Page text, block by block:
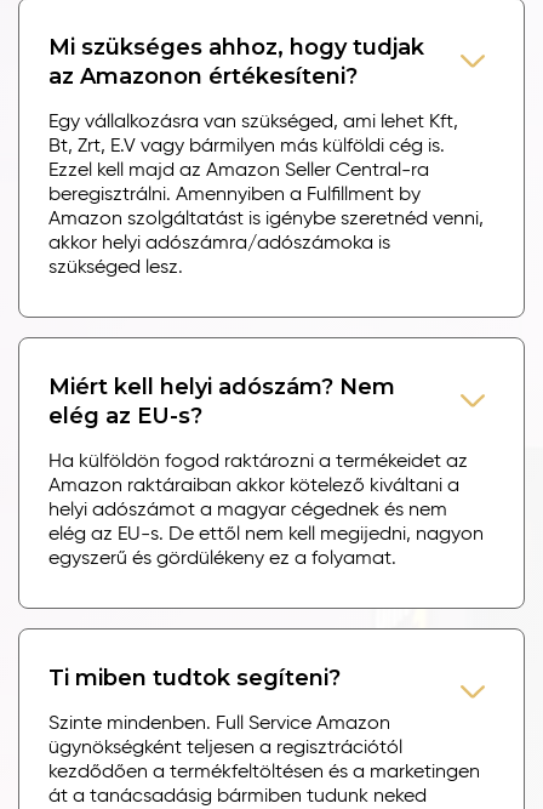
Mi szükséges ahhoz, hogy tudjak
az Amazonon értékesíteni?
Egy vállalkozásra van szükséged, ami lehet Kft,
Bt, Zrt, E.V vagy bármilyen más külföldi cég is.
Ezzel kell majd az Amazon Seller Central-ra
beregisztrálni. Amennyiben a Fulfillment by
Amazon szolgáltatást is igénybe szeretnéd venni,
akkor helyi adószámra/adószámoka is
szükséged lesz.
Miért kell helyi adószám? Nem
elég az EU-s?
Ha külföldön fogod raktározni a termékeidet az
Amazon raktáraiban akkor kötelező kiváltani a
helyi adószámot a magyar cégednek és nem
elég az EU-s. De ettől nem kell megijedni, nagyon
egyszerű és gördülékeny ez a folyamat.
Ti miben tudtok segíteni?
Szinte mindenben. Full Service Amazon
ügynökségként teljesen a regisztrációtól
kezdődően a termékfeltöltésen és a marketingen
át a tanácsadásig bármiben tudunk neked